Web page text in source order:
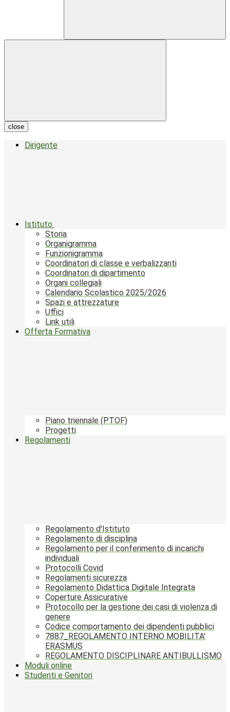
close
Dirigente
Istituto
Storia
Organigramma
Funzionigramma
Coordinatori di classe e verbalizzanti
Coordinatori di dipartimento
Organi collegiali
Calendario Scolastico 2025/2026
Spazi e attrezzature
Uffici
Link utili
Offerta Formativa
Piano triennale (PTOF)
Progetti
Regolamenti
Regolamento d'Istituto
Regolamento di disciplina
Regolamento per il conferimento di incarichi
individuali
Protocolli Covid
Regolamenti sicurezza
Regolamento Didattica Digitale Integrata
Coperture Assicurative
Protocollo per la gestione dei casi di violenza di
genere
Codice comportamento dei dipendenti pubblici
7887_REGOLAMENTO INTERNO MOBILITA'
ERASMUS
REGOLAMENTO DISCIPLINARE ANTIBULLISMO
Moduli online
Studenti e Genitori